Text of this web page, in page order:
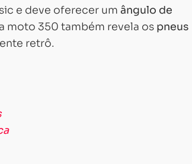
e deve oferecer um ângulo de
moto 350 também revela os pneus
retrô.